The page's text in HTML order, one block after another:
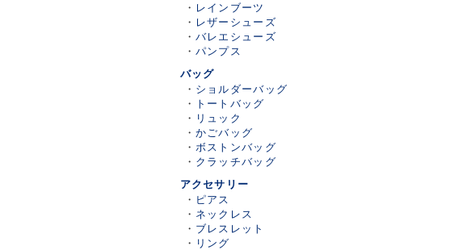
・ レインブーツ
・ レザーシューズ
・ バレエシューズ
・ パンプス
バッグ
・ ショルダーバッグ
・
トートバッグ
・ リュック
・ かごバッグ
・ ボストンバッグ
・ クラッチバッグ
アクセサリー
・ ピアス
・ ネックレス
・ ブレスレット
・ リング